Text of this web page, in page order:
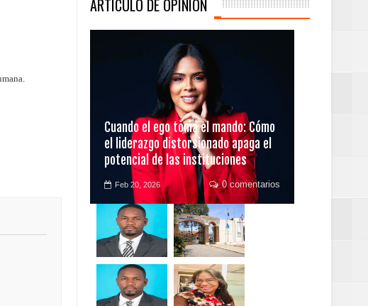
campeones cuantos
ARTICULO DE OPINIÓN
Cuando el ego toma el mando: Cómo
el liderazgo distorsionado apaga el
potencial de las instituciones
Feb 20, 2026 0 comentarios